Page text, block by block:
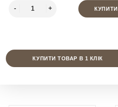
КУПИТИ
КУПИТИ ТОВАР В 1 КЛІК